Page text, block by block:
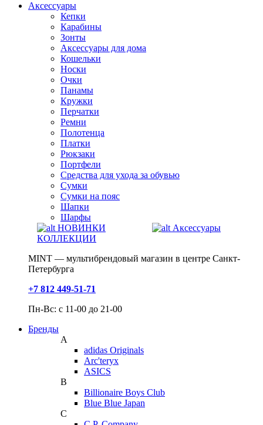
Аксессуары
Кепки
Карабины
Зонты
Аксессуары для дома
Кошельки
Носки
Очки
Панамы
Кружки
Перчатки
Ремни
Полотенца
Платки
Рюкзаки
Портфели
Средства для ухода за обувью
Сумки
Сумки на пояс
Шапки
Шарфы
НОВИНКИ
КОЛЛЕКЦИИ
Аксессуары
MINT — мультибрендовый магазин в центре Санкт-
Петербурга
+7 812 449-51-71
Пн-Вс: с 11-00 до 21-00
Бренды
A
adidas Originals
Arc'teryx
ASICS
B
Billionaire Boys Club
Blue Blue Japan
C